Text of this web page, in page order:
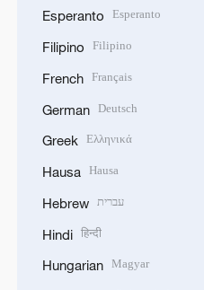
Esperanto Esperanto
Filipino Filipino
French Français
German Deutsch
Greek Ελληνικά
Hausa Hausa
Hebrew עברית
Hindi हिन्दी
Hungarian Magyar